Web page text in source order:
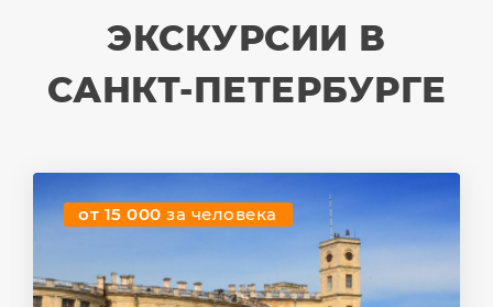
ЭКСКУРСИИ В
САНКТ-ПЕТЕРБУРГЕ
от 15 000за человека